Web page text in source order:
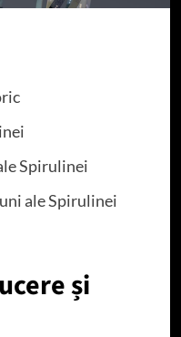
Spirulinei
ale Spirulinei
și